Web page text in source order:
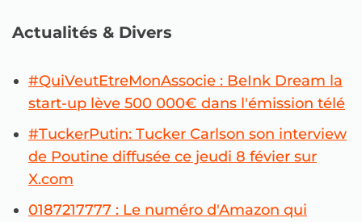
Actualités & Divers
#QuiVeutEtreMonAssocie : BeInk Dream la
start-up lève 500 000€ dans l'émission télé
#TuckerPutin: Tucker Carlson son interview
de Poutine diffusée ce jeudi 8 févier sur
X.com
0187217777 : Le numéro d'Amazon qui